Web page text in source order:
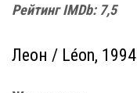
Рейтинг IMDb: 7,5
Леон / Léon, 1994